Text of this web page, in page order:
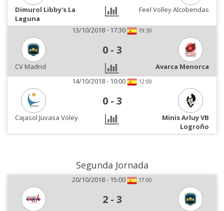
Dimurol Libby's La
Laguna
Feel Volley Alcobendas
13/10/2018 - 17:30 19:30
0 - 3
CV Madrid
Avarca Menorca
14/10/2018 - 10:00
12:00
0 - 3
Cajasol Juvasa Voley
Minis Arluy VB
Logroño
Segunda Jornada
20/10/2018 - 15:00 17:00
2 - 3